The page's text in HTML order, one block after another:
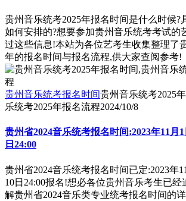
贵州音乐统考2025年报名时间是什么时候?
如何安排的?想要参加贵州音乐统考考试的
过这些信息!本站为各位艺考生收集整理了
年的报名时间与报名流程,供大家查阅参考!
贵州音乐统考报名时间贵州音乐统考2025
乐统考2025年报名流程2024/10/8
贵州省2024音乐统考报名时间:2023年11月
日24:00
贵州省2024音乐统考报名时间已定:2023年
10日24:00报名!想必各位贵州音乐考生已经
解贵州省2024音乐类专业统考报名时间的